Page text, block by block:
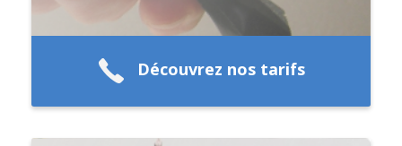
Découvrez nos tarifs